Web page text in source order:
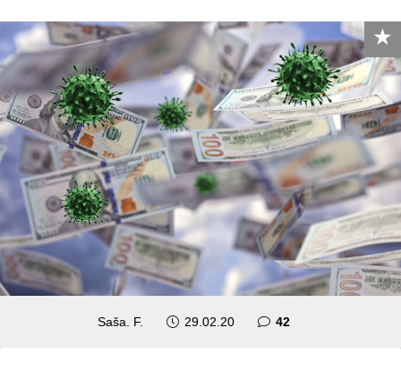
Saša. F. 29.02.20 42komentara